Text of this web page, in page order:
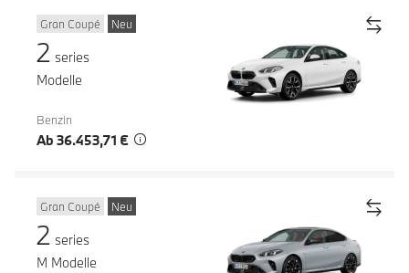
Gran Coupé Neu
2 series
Modelle
Benzin
Ab 36.453,71 €
Gran Coupé Neu
2 series
M Modelle